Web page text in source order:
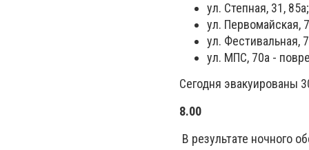
ул. Степная, 31, 85а;
ул. Первомайская,
ул. Фестивальная,
ул. МПС, 70а -
Сегодня эвакуированы
8.00
В результате ночного